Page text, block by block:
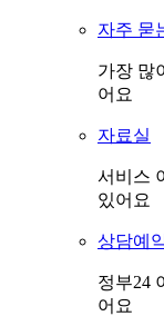
자주 묻
가장 많
어요
자료실
서비스
있어요
상담예
정부24
어요